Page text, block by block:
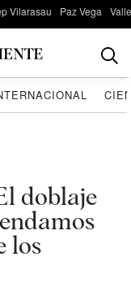
Vilarasau Paz Vega
doblaje
los